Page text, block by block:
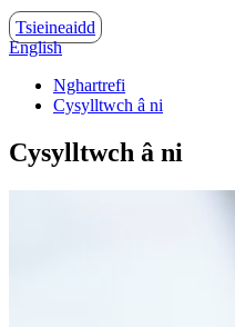
Tsieineaidd
English
Nghartrefi
Cysylltwch â ni
Cysylltwch â ni